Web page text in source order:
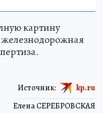
картину
железнодорожная
Елена СЕРЕБРОВСКАЯ
Источник: kp.ru